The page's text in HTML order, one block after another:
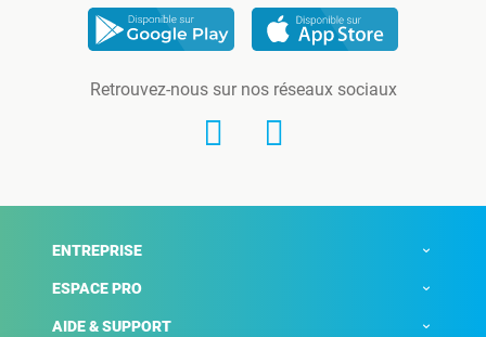
Retrouvez-nous sur nos réseaux sociaux
ENTREPRISE
ESPACE PRO
AIDE & SUPPORT